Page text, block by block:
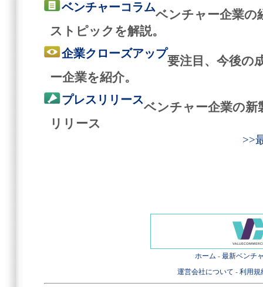
ベンチャーコラム
ベンチャー企業の
ストピックを解説。
企業クローズアップ
要注目、今後の
ー企業を紹介。
プレスリリース
ベンチャー企業の新
リリース
>>
ホーム - 最新ベンチ
運営会社について - 利用規